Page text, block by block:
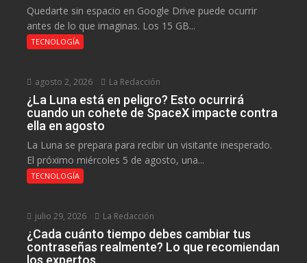
Quedarte sin espacio en Google Drive puede ocurrir
antes de lo que imaginas. Los 15 GB...
TECNOLOGÍA
agosto 2, 2026 La Redacción
¿La Luna está en peligro? Esto ocurrirá
cuando un cohete de SpaceX impacte contra
ella en agosto
La Luna se prepara para recibir un visitante inesperado.
El próximo miércoles 5 de agosto, una...
TECNOLOGÍA
julio 29, 2026 La Redacción
¿Cada cuánto tiempo debes cambiar tus
contraseñas realmente? Lo que recomiendan